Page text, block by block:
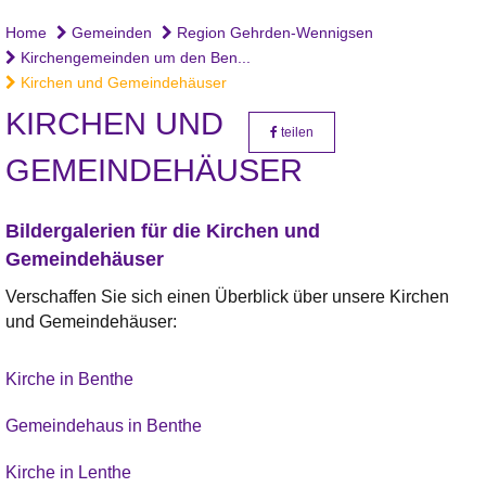
Home Gemeinden
Region Gehrden-Wennigsen
Kirchengemeinden um den Ben...
Kirchen und Gemeindehäuser
KIRCHEN UND
GEMEINDEHÄUSER
teilen
Bildergalerien für die Kirchen und
Gemeindehäuser
Verschaffen Sie sich einen Überblick über unsere Kirchen
und Gemeindehäuser:
Kirche in Benthe
Gemeindehaus in Benthe
Kirche in Lenthe